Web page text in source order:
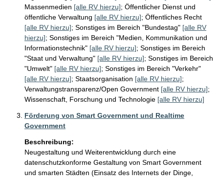
Massenmedien [alle RV hierzu]; Öffentlicher Dienst und
öffentliche Verwaltung [alle RV hierzu]; Öffentliches Recht
[alle RV hierzu]; Sonstiges im Bereich "Bundestag" [alle RV
hierzu]; Sonstiges im Bereich "Medien, Kommunikation und
Informationstechnik" [alle RV hierzu]; Sonstiges im Bereich
"Staat und Verwaltung" [alle RV hierzu]; Sonstiges im Bereich
"Umwelt" [alle RV hierzu]; Sonstiges im Bereich "Verkehr"
[alle RV hierzu]; Staatsorganisation [alle RV hierzu];
Verwaltungstransparenz/Open Government [alle RV hierzu];
Wissenschaft, Forschung und Technologie [alle RV hierzu]
Förderung von Smart Government und Realtime
Government
Beschreibung:
Neugestaltung und Weiterentwicklung durch eine
datenschutzkonforme Gestaltung von Smart Government
und smarten Städten (Einsatz des Internets der Dinge,